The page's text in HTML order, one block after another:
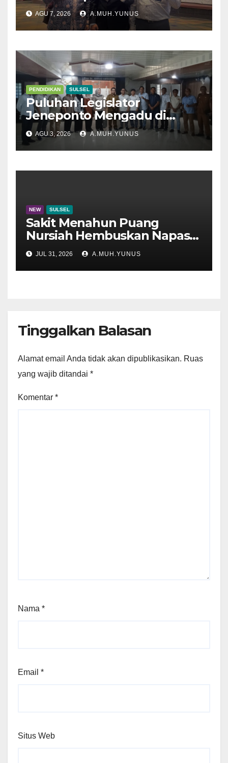
AGU 7, 2026 A.MUH.YUNUS
PENDIDIKAN SULSEL
Puluhan Legislator
Jeneponto Mengadu di
Disdik Sulsel
AGU 3, 2026 A.MUH.YUNUS
NEW SULSEL
Sakit Menahun Puang
Nursiah Hembuskan Napas
Terakhir
JUL 31, 2026 A.MUH.YUNUS
Tinggalkan Balasan
Alamat email Anda tidak akan dipublikasikan. Ruas
yang wajib ditandai *
Komentar *
Nama *
Email *
Situs Web